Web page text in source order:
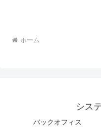
ホーム
シス
バックオフィス